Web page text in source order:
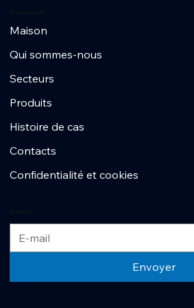
Maison
Qui sommes-nous
Secteurs
Produits
Histoire de cas
Contacts
Confidentialité et cookies
Envoyer